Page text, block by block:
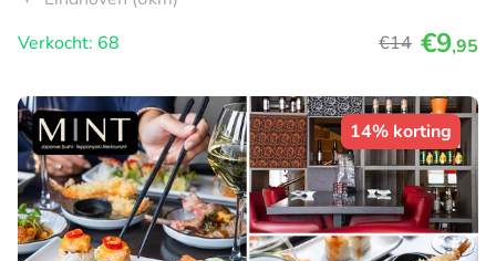
Verkocht: 68
€14 €9,95
14% korting